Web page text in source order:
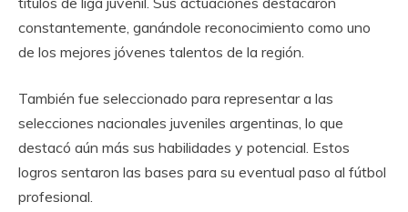
constantemente, ganándole reconocimiento como uno
de los mejores jóvenes talentos de la región.
También fue seleccionado para representar a las
selecciones nacionales juveniles argentinas, lo que
destacó aún más sus habilidades y potencial. Estos
logros sentaron las bases para su eventual paso al fútbol
profesional.